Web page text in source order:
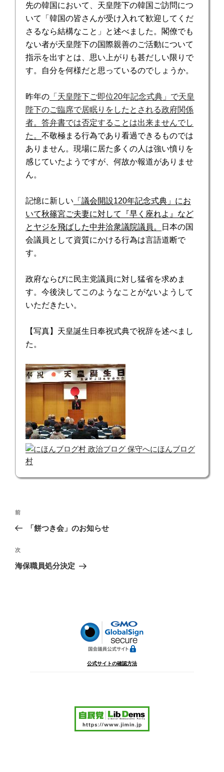
先の韓国において、天皇陛下の韓国ご訪問につ
いて「韓国の皆さんが受け入れて歓迎してくだ
さるなら結構なこと」と述べました。閣僚でも
ない者が天皇陛下の国際親善のご活動について
指示を出すとは、思い上がりも甚だしい限りで
す。自分を何様だと思っているのでしょうか。
昨年の 「天皇陛下ご即位20年記念式典」で天皇
陛下のご臨席で居眠りをしたとされる政府関係
者。答弁書では否定することは出来ませんでし
た。 不敬極まる行為であり看過できるものでは
ありません。現場に居た多くの人は強い憤りを
感じていたようですが、何故か報道がありませ
ん。
記憶に新しい 「議会開設120年記念式典」にお
いて秋篠宮ご夫妻に対して『早く座れよ』など
とヤジを飛ばした中井洽衆議院議員。
日本の国
会議員として資質にかける行為は言語道断で
す。
政府ならびに民主党議員に対し猛省を求めま
す。今後決してこのようなことがないようして
いただきたい。
【写真】天皇誕生日奉祝式典で祝辞を述べまし
た。
にほんブログ
村
投
ビ
ゲ
前
の
稿
前
「餅つき会」のお知らせ
次
の
次
海保職員処分決定
公式サイトの確認方法